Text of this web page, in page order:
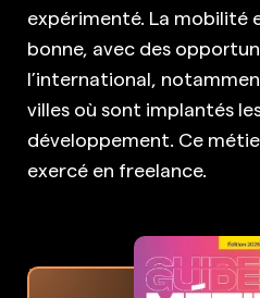
expérimenté. La mobilité
bonne, avec des
l’international,
villes où sont implantés
développement. Ce
exercé en freelance.